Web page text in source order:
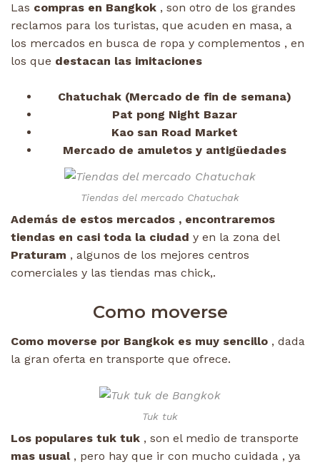
Las compras en Bangkok , son otro de los grandes
reclamos para los turistas, que acuden en masa, a
los mercados en busca de ropa y complementos , en
los que destacan las imitaciones
Chatuchak (Mercado de fin de semana)
Pat pong Night Bazar
Kao san Road Market
Mercado de amuletos y antigüedades
Tiendas del mercado Chatuchak
Además de estos mercados , encontraremos
tiendas en casi toda la ciudad y en la zona del
Praturam , algunos de los mejores centros
comerciales y las tiendas mas chick,.
Como moverse
Como moverse por Bangkok es muy sencillo , dada
la gran oferta en transporte que ofrece.
Tuk tuk
Los populares tuk tuk , son el medio de transporte
mas usual, pero hay que ir con mucho cuidada , ya